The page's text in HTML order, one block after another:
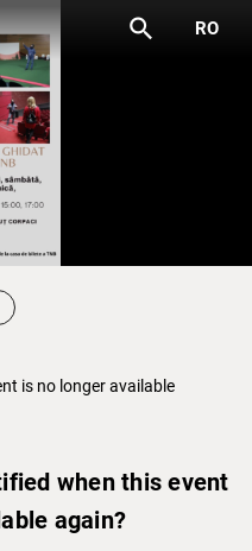
search RO
is no longer available
when this event
again?